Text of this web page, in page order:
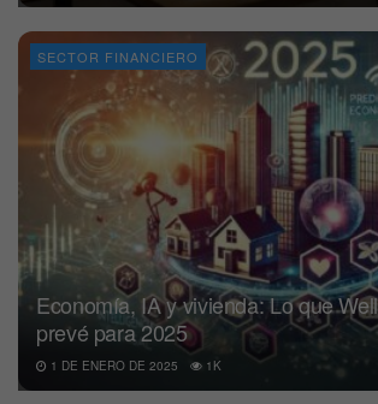
SECTOR FINANCIERO
Economía, IA y vivienda: Lo que
prevé para 2025
1 DE ENERO DE 2025 1K